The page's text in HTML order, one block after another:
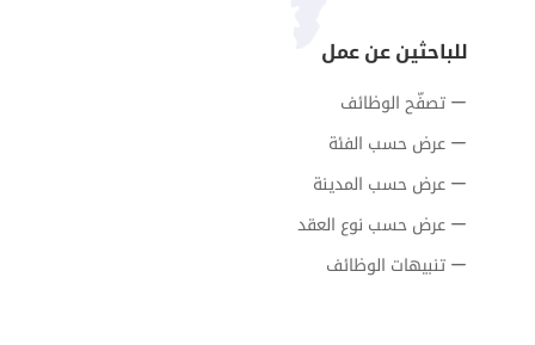
للباحثين عن عمل
تصفّح الوظائف
عرض حسب الفئة
عرض حسب المدينة
عرض حسب نوع العقد
تنبيهات الوظائف